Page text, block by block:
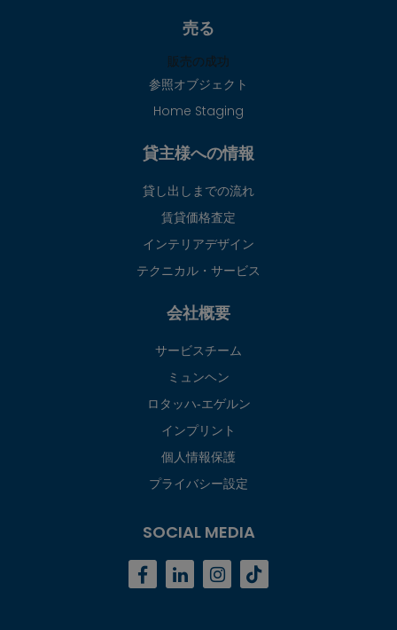
売る
販売の成功
参照オブジェクト
Home Staging
貸主様への情報
貸し出しまでの流れ
賃貸価格査定
インテリアデザイン
テクニカル・サービス
会社概要
サービスチーム
ミュンヘン
ロタッハ‐エゲルン
インプリント
個人情報保護
プライバシー設定
SOCIAL MEDIA